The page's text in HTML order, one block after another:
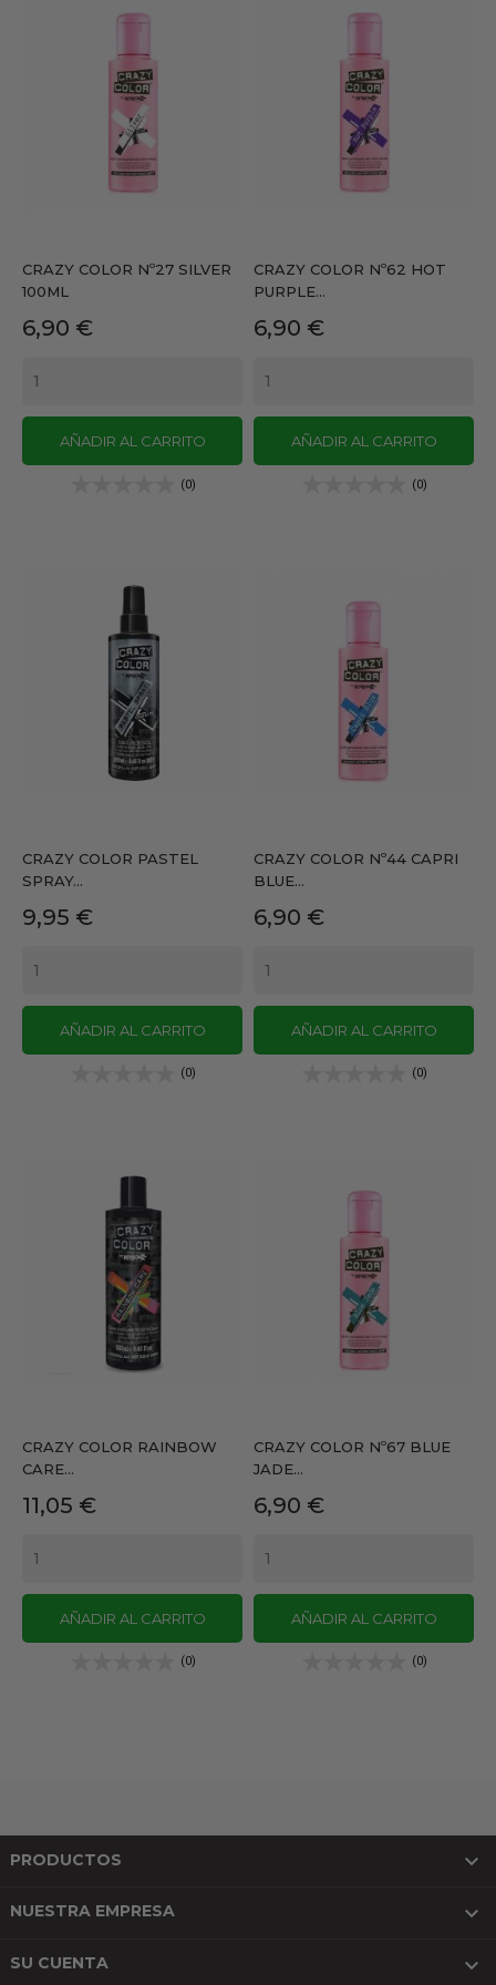
CRAZY COLOR Nº27 SILVER
100ML
Precio
6,90 €
AÑADIR AL CARRITO
(0)
CRAZY COLOR Nº62 HOT
PURPLE...
Precio
6,90 €
AÑADIR AL CARRITO
(0)
CRAZY COLOR PASTEL
SPRAY...
Precio
9,95 €
AÑADIR AL CARRITO
(0)
CRAZY COLOR Nº44 CAPRI
BLUE...
Precio
6,90 €
AÑADIR AL CARRITO
(0)
CRAZY COLOR RAINBOW
CARE...
Precio
11,05 €
AÑADIR AL CARRITO
(0)
CRAZY COLOR Nº67 BLUE
JADE...
Precio
6,90 €
AÑADIR AL CARRITO
(0)
PRODUCTOS 
NUESTRA EMPRESA 
SU CUENTA 